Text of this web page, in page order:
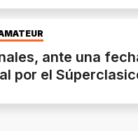
ante una
por el